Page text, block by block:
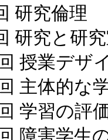
研究倫理
研究と研
授業デザ
主体的な
学習の評
障害学生